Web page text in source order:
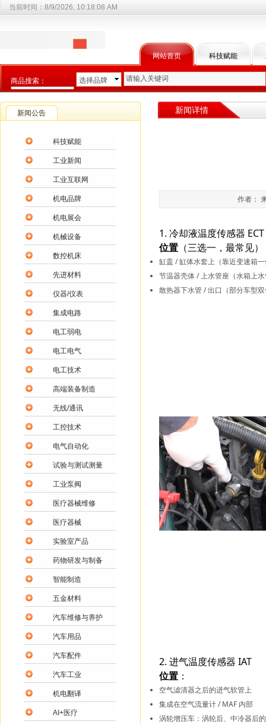
网站首页 科技赋能
当前时间： 8/9/2026, 10:18:09 AM
商品搜索：
选择商品分类
选择品牌
作者：
1. 冷却液温度传感器
位置 （三选一，最常见
缸盖 / 缸体水套上（靠近变速箱
节温器壳体 / 上水管座（水箱上
散热器下水管 / 出口（部分车型
2. 进气温度传感器 IAT
位置 ：
空气滤清器之后的进气软管上
集成在空气流量计 / MAF 内部
涡轮增压车：涡轮后、中冷器后
新闻公告
科技赋能
工业新闻
工业互联网
机电品牌
机电展会
机械设备
数控机床
先进材料
仪器/仪表
集成电路
电工弱电
电工电气
电工技术
高端装备制造
无线/通讯
工控技术
电气自动化
试验与测试测量
工业泵阀
医疗器械维修
医疗器械
实验室产品
药物研发与制备
智能制造
五金材料
汽车维修与养护
汽车用品
汽车配件
汽车工业
机电翻译
AI+医疗
新闻详情